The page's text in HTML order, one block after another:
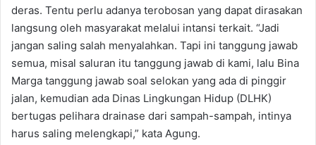
deras. Tentu perlu adanya terobosan yang dapat dirasakan
langsung oleh masyarakat melalui intansi terkait. “Jadi
jangan saling salah menyalahkan. Tapi ini tanggung jawab
semua, misal saluran itu tanggung jawab di kami, lalu Bina
Marga tanggung jawab soal selokan yang ada di pinggir
jalan, kemudian ada Dinas Lingkungan Hidup (DLHK)
bertugas pelihara drainase dari sampah-sampah, intinya
harus saling melengkapi,” kata Agung.